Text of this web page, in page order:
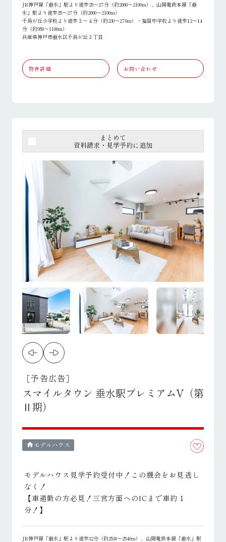
JR神戸線「垂水」駅より徒歩25～27分（約2000～2100m）、山陽電鉄本線「垂
水」駅より徒歩25～27分（約2000～2100m）
千鳥が丘小学校より徒歩３～４分（約230～270m）・福田中学校より徒歩12～14
分（約950～1100m）
兵庫県神戸市垂水区千鳥が丘３丁目
物件詳細 お問い合わせ
まとめて
資料請求・見学予約に追加
［予告広告］
スマイルタウン 垂水駅プレミアムV（第
Ⅱ期）
home モデルハウス
モデルハウス見学予約受付中！この機会をお見逃し
なく！
【車通勤の方必見！三宮方面へのICまで車約１
分！】
JR神戸線「垂水」駅より徒歩32分（約2530～2540m）、山陽電鉄本線「垂水」駅